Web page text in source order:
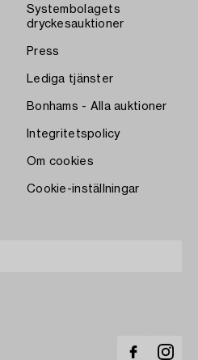
Systembolagets
dryckesauktioner
Press
Lediga tjänster
Bonhams - Alla auktioner
Integritetspolicy
Om cookies
Cookie-inställningar